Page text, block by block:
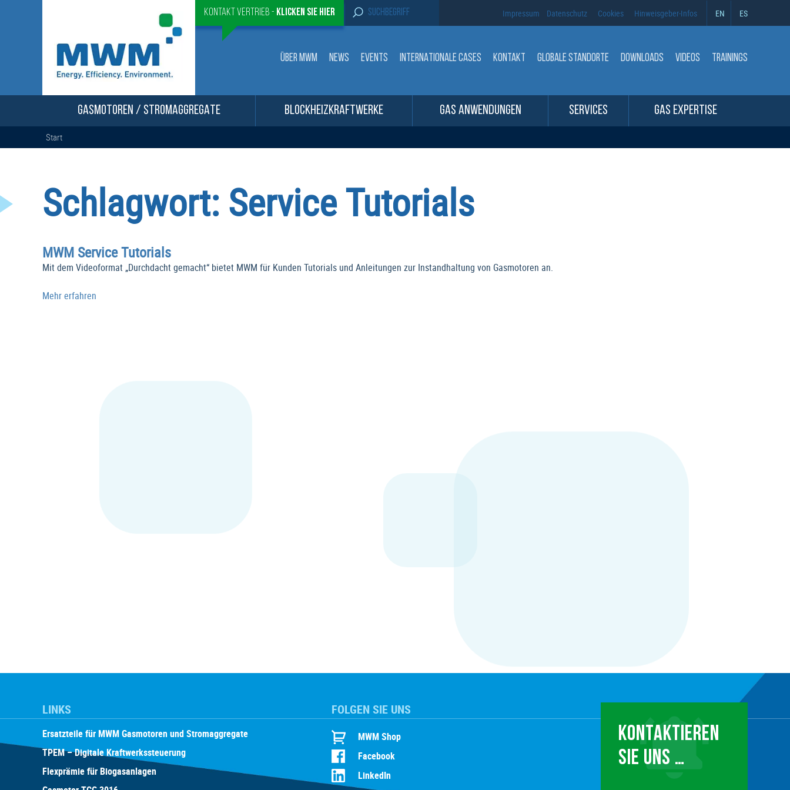
Kontakt Vertrieb - Klicken sie Hier
S
e
r
:
Impressum Datenschutz Cookies Hinweisgeber-Infos EN ES
ÜBER MWM NEWS EVENTS INTERNATIONALE CASES KONTAKT GLOBALE STANDORTE DOWNLOADS VIDEOS TRAININGS
GASMOTOREN / STROMAGGREGATE BLOCKHEIZKRAFTWERKE GAS ANWENDUNGEN SERVICES GAS EXPERTISE
Start
Schlagwort:Service Tutorials
MWM Service Tutorials
Mit dem Videoformat „Durchdacht gemacht“ bietet MWM für Kunden Tutorials und Anleitungen zur Instandhaltung von Gasmotoren an.
Mehr erfahren
LINKS
Ersatzteile für MWM Gasmotoren und Stromaggregate
TPEM – Digitale Kraftwerkssteuerung
Flexprämie für Biogasanlagen
FOLGEN SIE UNS
MWM Shop
Facebook
LinkedIn
KONTAKTIEREN
SIE UNS …